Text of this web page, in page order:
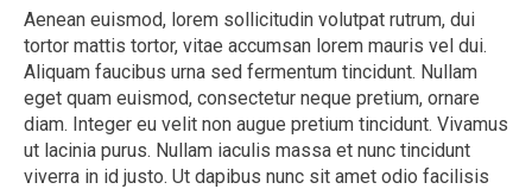
Aenean euismod, lorem sollicitudin volutpat rutrum, dui
tortor mattis tortor, vitae accumsan lorem mauris vel dui.
Aliquam faucibus urna sed fermentum tincidunt. Nullam
eget quam euismod, consectetur neque pretium, ornare
diam. Integer eu velit non augue pretium tincidunt. Vivamus
ut lacinia purus. Nullam iaculis massa et nunc tincidunt
viverra in id justo. Ut dapibus nunc sit amet odio facilisis